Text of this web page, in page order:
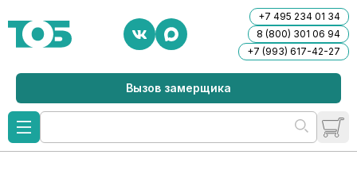
+7 495 234 01 34
8 (800) 301 06 94
+7 (993) 617-42-27
Вызов замерщика